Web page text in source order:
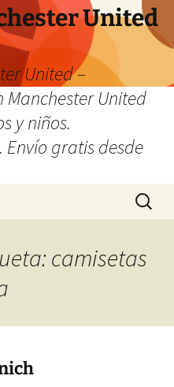
United
United –
Manchester United
y niños.
gratis desde
Buscar:
camisetas